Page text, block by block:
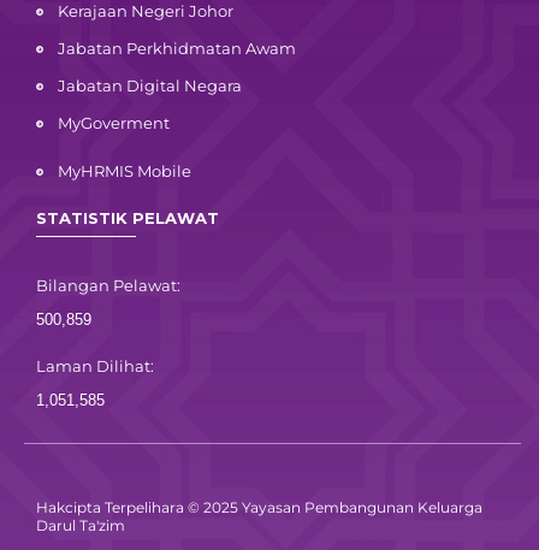
Kerajaan Negeri Johor
Jabatan Perkhidmatan Awam
Jabatan Digital Negara
MyGoverment
MyHRMIS Mobile
STATISTIK PELAWAT
Bilangan Pelawat:
500,859
Laman Dilihat:
1,051,585
Hakcipta Terpelihara © 2025 Yayasan Pembangunan Keluarga
Darul Ta'zim